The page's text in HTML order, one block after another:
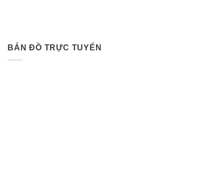
BẢN ĐỒ TRỰC TUYẾN